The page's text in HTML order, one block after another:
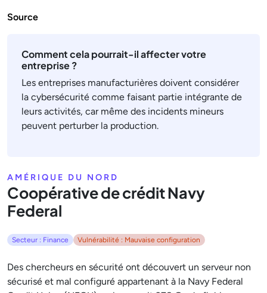
Source
Comment cela pourrait-il affecter votre
entreprise ?
Les entreprises manufacturières doivent considérer
la cybersécurité comme faisant partie intégrante de
leurs activités, car même des incidents mineurs
peuvent perturber la production.
AMÉRIQUE DU NORD
Coopérative de crédit Navy
Federal
Secteur : Finance Vulnérabilité : Mauvaise configuration
Des chercheurs en sécurité ont découvert un serveur non
sécurisé et mal configuré appartenant à la Navy Federal